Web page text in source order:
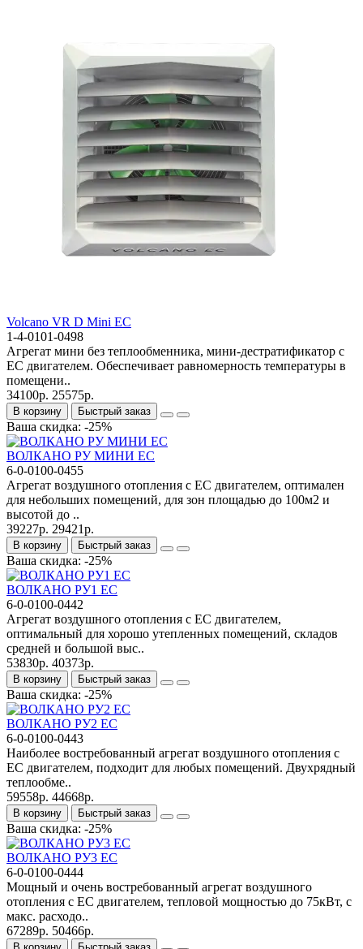
Volcano VR D Mini EC
1-4-0101-0498
Агрегат мини без теплообменника, мини-дестратификатор с
ЕС двигателем. Обеспечивает равномерность температуры в
помещени..
34100р. 25575р.
В корзину Быстрый заказ
Ваша скидка: -25%
ВОЛКАНО РУ МИНИ ЕC
6-0-0100-0455
Агрегат воздушного отопления с ЕС двигателем, оптимален
для небольших помещений, для зон площадью до 100м2 и
высотой до ..
39227р. 29421р.
В корзину Быстрый заказ
Ваша скидка: -25%
ВОЛКАНО РУ1 EC
6-0-0100-0442
Агрегат воздушного отопления с ЕС двигателем,
оптимальный для хорошо утепленных помещений, складов
средней и большой выс..
53830р. 40373р.
В корзину Быстрый заказ
Ваша скидка: -25%
ВОЛКАНО РУ2 EC
6-0-0100-0443
Наиболее востребованный агрегат воздушного отопления с
ЕС двигателем, подходит для любых помещений. Двухрядный
теплообме..
59558р. 44668р.
В корзину Быстрый заказ
Ваша скидка: -25%
ВОЛКАНО РУ3 EC
6-0-0100-0444
Мощный и очень востребованный агрегат воздушного
отопления с ЕС двигателем, тепловой мощностью до 75кВт, с
макс. расходо..
67289р. 50466р.